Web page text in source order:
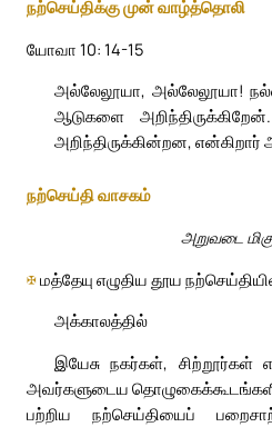
நற்செய்திக்கு முன் வாழ்த்தொலி
யோவா 10: 14-15
அல்லேலூயா, அல்லேலூயா!
ஆடுகளை
அறிந்திருக்கின்றன,
நற்செய்தி வாசகம்
அறுவடை
✠மத்தேயு எழுதிய தூய
அக்காலத்தில்
இயேசு நகர்கள், சிற்றூர்கள்
அவர்களுடைய
பற்றிய நற்செய்தியைப்